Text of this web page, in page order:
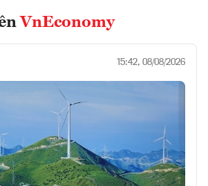
VnEconomy
15:42, 08/08/2026